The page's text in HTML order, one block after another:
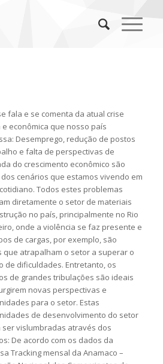
fala e se comenta da atual crise
e econômica que nosso país
Desemprego, redução de postos
e falta de perspectivas de
do crescimento econômico são
cenários que estamos vivendo em
Todos estes problemas
diretamente o setor de materiais
no país, principalmente no Rio
onde a violência se faz presente e
de cargas, por exemplo, são
que atrapalham o setor a superar o
de dificuldades. Entretanto, os
de grandes tribulações são ideais
novas perspectivas e
para o setor. Estas
de desenvolvimento do setor
ser vislumbradas através dos
De acordo com os dados da
Tracking mensal da Anamaco –